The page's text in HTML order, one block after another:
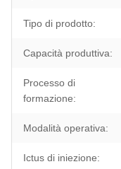
Tipo di prodotto:
Capacità produttiva:
Processo di
formazione:
Modalità operativa:
Ictus di iniezione: